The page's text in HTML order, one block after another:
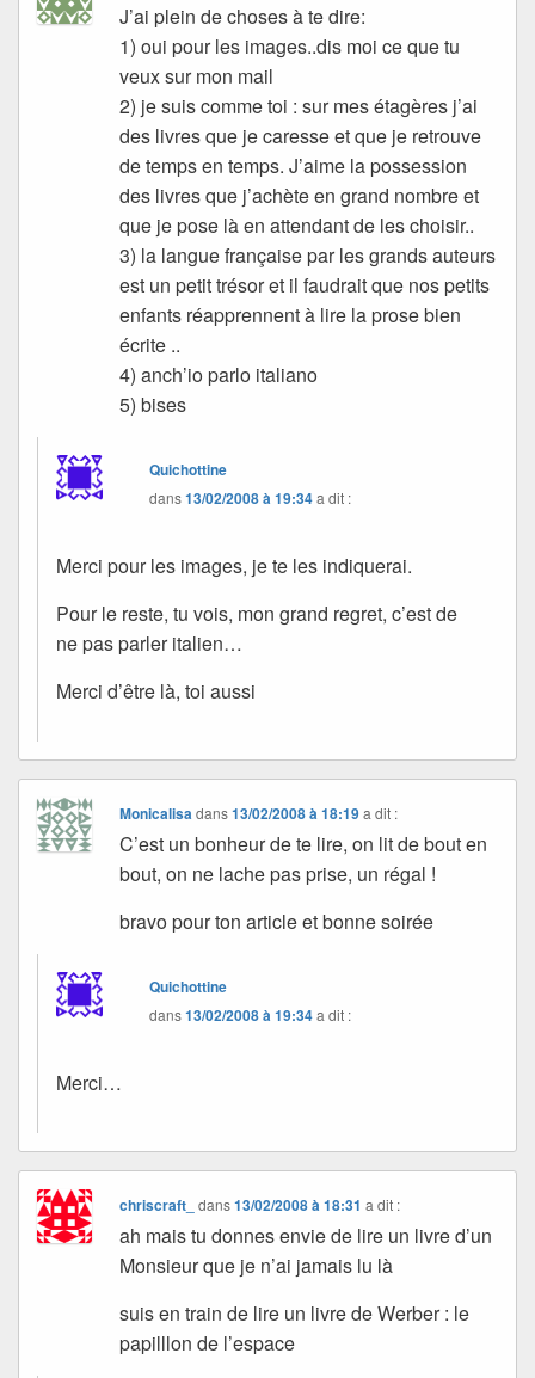
J’ai plein de choses à te dire:
1) oui pour les images..dis moi ce que tu
veux sur mon mail
2) je suis comme toi : sur mes étagères j’ai
des livres que je caresse et que je retrouve
de temps en temps. J’aime la possession
des livres que j’achète en grand nombre et
que je pose là en attendant de les choisir..
3) la langue française par les grands auteurs
est un petit trésor et il faudrait que nos petits
enfants réapprennent à lire la prose bien
écrite ..
4) anch’io parlo italiano
5) bises
Quichottine
dans13/02/2008 à 19:34a dit :
Merci pour les images, je te les indiquerai.
Pour le reste, tu vois, mon grand regret, c’est de
ne pas parler italien…
Merci d’être là, toi aussi
Monicalisadans13/02/2008 à 18:19 a dit :
C’est un bonheur de te lire, on lit de bout en
bout, on ne lache pas prise, un régal !
bravo pour ton article et bonne soirée
Quichottine
dans13/02/2008 à 19:34a dit :
Merci…
chriscraft_ dans13/02/2008 à 18:31 a dit :
ah mais tu donnes envie de lire un livre d’un
Monsieur que je n’ai jamais lu là
suis en train de lire un livre de Werber : le
papilllon de l’espace